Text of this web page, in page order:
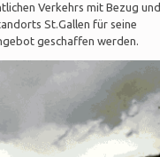
Verkehrs mit Bezug und
St.Gallen für seine
geschaffen werden.